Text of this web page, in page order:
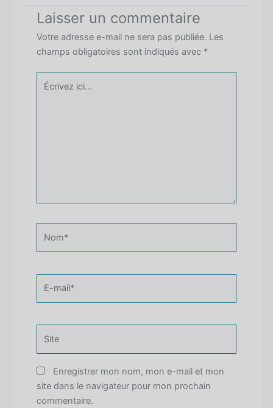
Laisser un commentaire
Votre adresse e-mail ne sera pas publiée. Les
champs obligatoires sont indiqués avec *
Écrivez
Enregistrer mon nom, mon e-mail et mon
site dans le navigateur pour mon prochain
commentaire.